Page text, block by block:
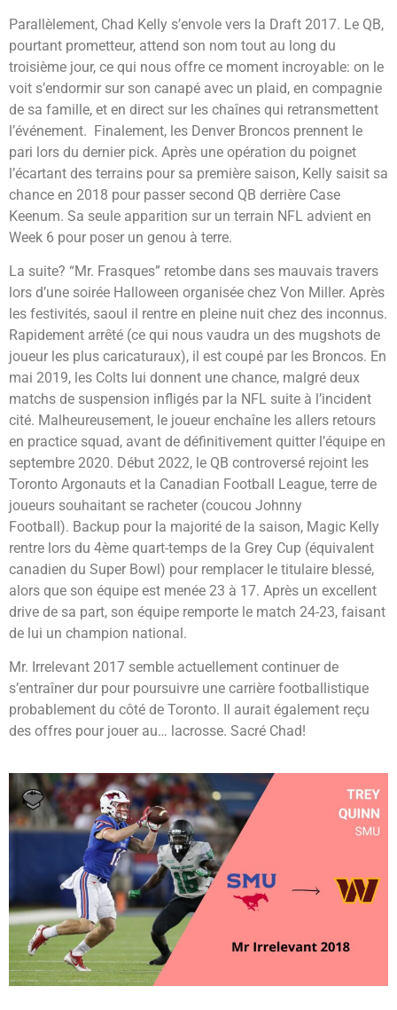
Parallèlement, Chad Kelly s’envole vers la Draft 2017. Le QB,
pourtant prometteur, attend son nom tout au long du
troisième jour, ce qui nous offre ce moment incroyable: on le
voit s’endormir sur son canapé avec un plaid, en compagnie
de sa famille, et en direct sur les chaînes qui retransmettent
l’événement. Finalement, les Denver Broncos prennent le
pari lors du dernier pick. Après une opération du poignet
l’écartant des terrains pour sa première saison, Kelly saisit sa
chance en 2018 pour passer second QB derrière Case
Keenum. Sa seule apparition sur un terrain NFL advient en
Week 6 pour poser un genou à terre.
La suite? “Mr. Frasques” retombe dans ses mauvais travers
lors d’une soirée Halloween organisée chez Von Miller. Après
les festivités, saoul il rentre en pleine nuit chez des inconnus.
Rapidement arrêté (ce qui nous vaudra un des mugshots de
joueur les plus caricaturaux), il est coupé par les Broncos. En
mai 2019, les Colts lui donnent une chance, malgré deux
matchs de suspension infligés par la NFL suite à l’incident
cité. Malheureusement, le joueur enchaîne les allers retours
en practice squad, avant de définitivement quitter l’équipe en
septembre 2020. Début 2022, le QB controversé rejoint les
Toronto Argonauts et la Canadian Football League, terre de
joueurs souhaitant se racheter (coucou Johnny
Football). Backup pour la majorité de la saison, Magic Kelly
rentre lors du 4ème quart-temps de la Grey Cup (équivalent
canadien du Super Bowl) pour remplacer le titulaire blessé,
alors que son équipe est menée 23 à 17. Après un excellent
drive de sa part, son équipe remporte le match 24-23, faisant
de lui un champion national.
Mr. Irrelevant 2017 semble actuellement continuer de
s’entraîner dur pour poursuivre une carrière footballistique
probablement du côté de Toronto. Il aurait également reçu
des offres pour jouer au… lacrosse. Sacré Chad!